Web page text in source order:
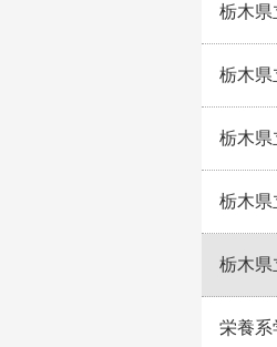
栃木県
栃木県
栃木県
栃木県
栃木県
栄養系